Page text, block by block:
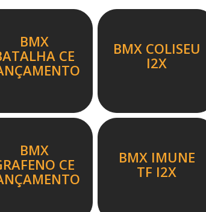
BMX
CE
BMX COLISEU
I2X
BMX
CE
BMX IMUNE
TF I2X